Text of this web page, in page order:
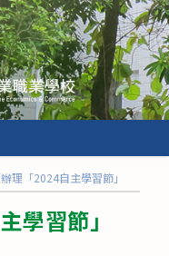
理「2024自主學習節」
學習節」